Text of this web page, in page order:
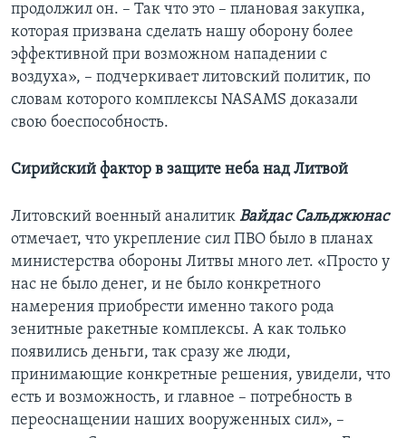
продолжил он. – Так что это – плановая закупка,
которая призвана сделать нашу оборону более
эффективной при возможном нападении с
воздуха», – подчеркивает литовский политик, по
словам которого комплексы NASAMS доказали
свою боеспособность.
Сирийский фактор в защите неба над Литвой
Литовский военный аналитик Вайдас Сальджюнас
отмечает, что укрепление сил ПВО было в планах
министерства обороны Литвы много лет. «Просто у
нас не было денег, и не было конкретного
намерения приобрести именно такого рода
зенитные ракетные комплексы. А как только
появились деньги, так сразу же люди,
принимающие конкретные решения, увидели, что
есть и возможность, и главное – потребность в
переоснащении наших вооруженных сил», –